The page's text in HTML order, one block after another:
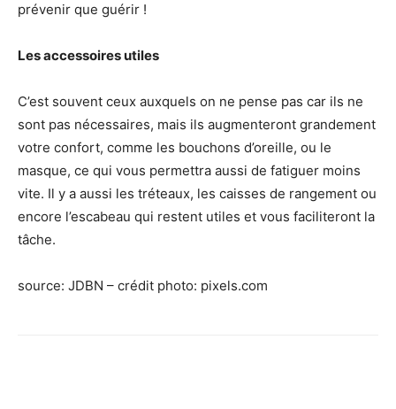
prévenir que guérir !
Les accessoires utiles
C’est souvent ceux auxquels on ne pense pas car ils ne
sont pas nécessaires, mais ils augmenteront grandement
votre confort, comme les bouchons d’oreille, ou le
masque, ce qui vous permettra aussi de fatiguer moins
vite. Il y a aussi les tréteaux, les caisses de rangement ou
encore l’escabeau qui restent utiles et vous faciliteront la
tâche.
source: JDBN – crédit photo: pixels.com